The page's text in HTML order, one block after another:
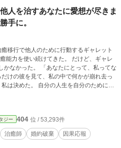
人を治すあなたに愛想が尽きま
手に。
移行で他人のために行動するギャレット
能力を使い続けてきた。 だけど、ギャレ
にとって、私ってな
は決めた。 自分の人生を自分のために使
ジー 404 位 / 53,293件
治癒師 婚約破棄
因果応報